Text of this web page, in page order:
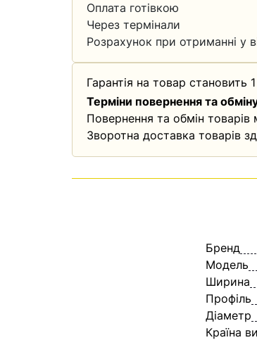
Оплата готівкою
Через термінали
Розрахунок при отриманні у
Гарантія на товар становить
Терміни повернення та
Повернення та обмін
Зворотна доставка товарів
Бренд
Модель
Ширина
Профіль
Діаметр
Країна